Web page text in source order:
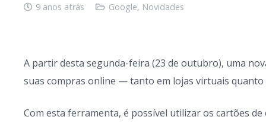
9 anos atrás Google, Novidades
A partir desta segunda-feira (23 de outubro), uma
suas compras online — tanto em lojas virtuais quanto
Com esta ferramenta, é possível utilizar os cartões